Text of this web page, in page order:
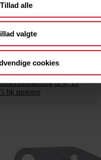
Tillad alle
valgte
cookies
8005831
kr GO' PRIS
inkl. moms
kr. ekskl. moms.)
til 9, 13
hk motorer